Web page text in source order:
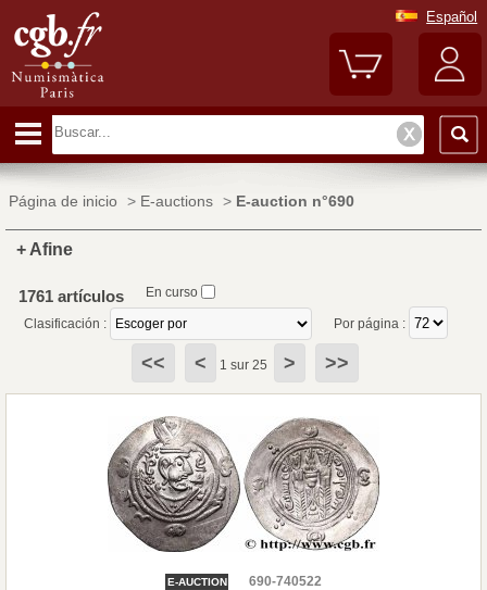
Español
Página de inicio > E-auctions > E-auction n°690
+ Afine
1761 artículos En curso
Clasificación : Por página :
<< < 1 sur 25 > >>
E-AUCTION
690-740522